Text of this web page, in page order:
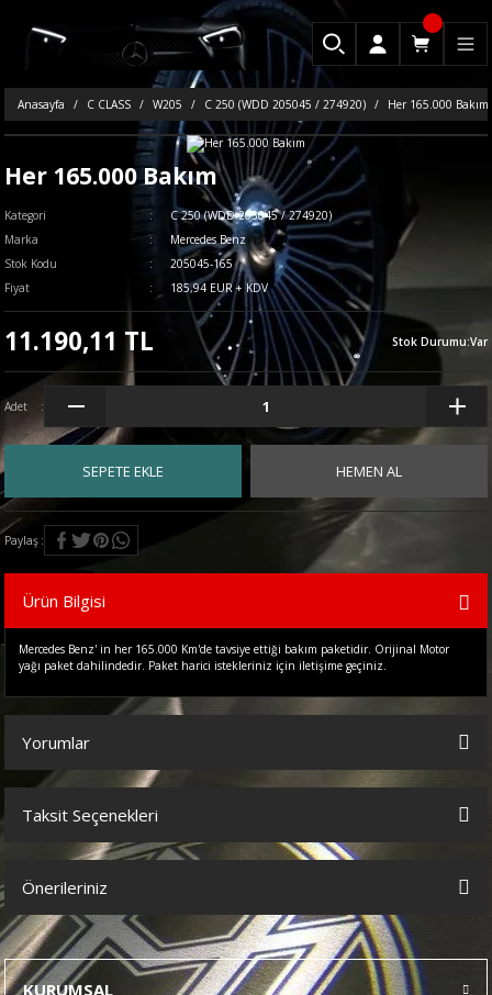
Anasayfa C CLASS W205 C 250 (WDD 205045 / 274920) Her 165.000 Bakım
Her 165.000 Bakım
Kategori
C 250 (WDD 205045 / 274920)
Marka
Mercedes Benz
Stok Kodu
205045-165
Fiyat
185,94 EUR + KDV
11.190,11 TL Stok Durumu:Var
Adet
SEPETE EKLE HEMEN AL
Paylaş
Ürün Bilgisi
Mercedes Benz' in her 165.000 Km'de tavsiye ettiği bakım paketidir. Orijinal Motor
yağı paket dahilindedir. Paket harici istekleriniz için iletişime geçiniz.
Yorumlar
Bu ürüne ilk yorumu siz yapın!
Taksit Seçenekleri
Önerileriniz
Bu ürünün fiyat bilgisi, resim, ürün açıklamalarında ve diğer
konularda yetersiz gördüğünüz noktaları öneri formunu kullanarak
tarafımıza iletebilirsiniz.
KURUMSAL